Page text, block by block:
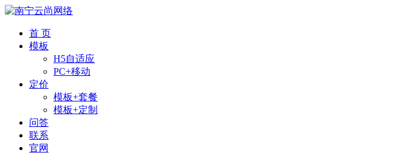
首 页
模板
H5自适应
PC+移动
定价
模板+套餐
模板+定制
问答
联系
官网